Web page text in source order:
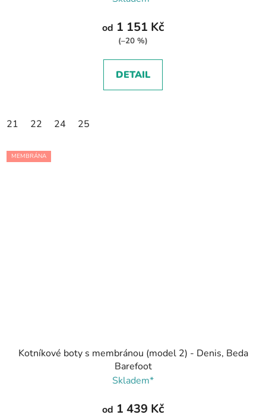
od 1 151 Kč
(–20 %)
DETAIL
21 22 24 25
MEMBRÁNA
Kotníkové boty s membránou (model 2) - Denis, Beda
Barefoot
Skladem*
od 1 439 Kč